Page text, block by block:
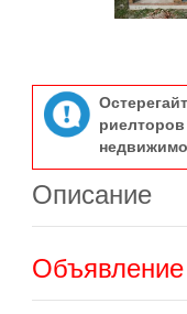
Описание
Объявление